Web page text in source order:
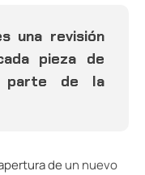
una revisión
pieza de
parte de la
de un nuevo